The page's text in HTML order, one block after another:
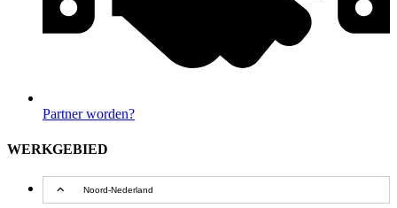
Partner worden?
WERKGEBIED
Noord-Nederland